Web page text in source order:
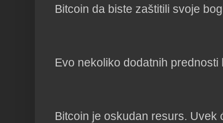
Bitcoin da biste zaštitili svoje
Evo nekoliko dodatnih
Bitcoin je oskudan resurs. Uvek